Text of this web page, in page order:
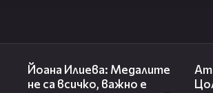
Йоана Илиева: Медалите
не са всичко, важно е